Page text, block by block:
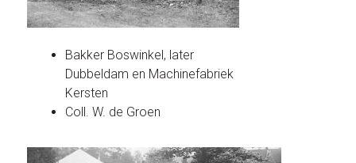
Bakker Boswinkel, later
Dubbeldam en Machinefabriek
Kersten
Coll. W. de Groen